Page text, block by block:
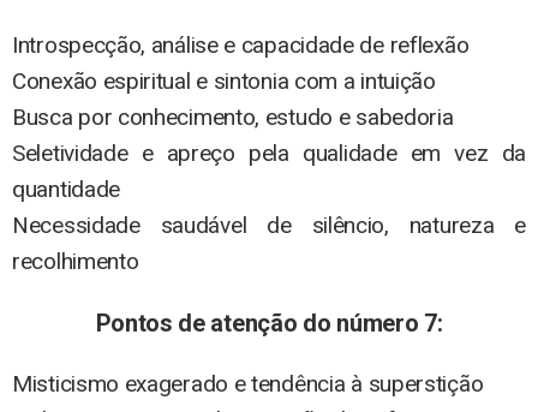
Introspecção, análise e capacidade de reflexão
Conexão espiritual e sintonia com a intuição
Busca por conhecimento, estudo e sabedoria
Seletividade e apreço pela qualidade em vez da
quantidade
Necessidade saudável de silêncio, natureza e
recolhimento
Pontos de atenção do número 7:
Misticismo exagerado e tendência à superstição